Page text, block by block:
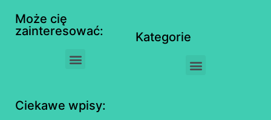
Może cię
zainteresować:
Kategorie
Ciekawe wpisy: